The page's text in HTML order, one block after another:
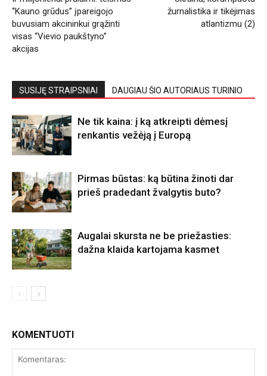
“Kauno grūdus” įpareigojo
buvusiam akcininkui grąžinti
visas “Vievio paukštyno”
akcijas
žurnalistika ir tikėjimas
atlantizmu (2)
SUSIJĘ STRAIPSNIAI DAUGIAU ŠIO AUTORIAUS TURINIO
Ne tik kaina: į ką atkreipti dėmesį
renkantis vežėją į Europą
Pirmas būstas: ką būtina žinoti dar
prieš pradedant žvalgytis buto?
Augalai skursta ne be priežasties:
dažna klaida kartojama kasmet
KOMENTUOTI